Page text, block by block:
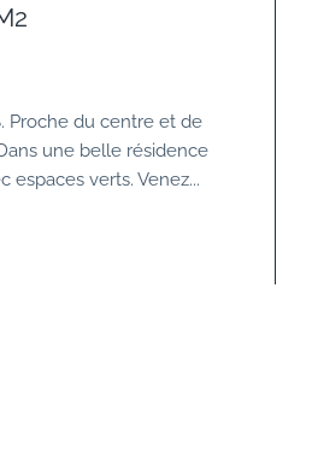
Proche du centre et de
une belle résidence
espaces verts. Venez...